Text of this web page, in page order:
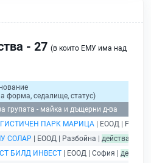
- 27 (в които ЕМУ има над
форма, седалище, статус)
групата - майка и дъщерни д-ва
ПАРК МАРИЦА | ЕООД |
СОЛАР | ЕООД | Разбойна | действащ
БИЛД ИНВЕСТ | ЕООД | София |